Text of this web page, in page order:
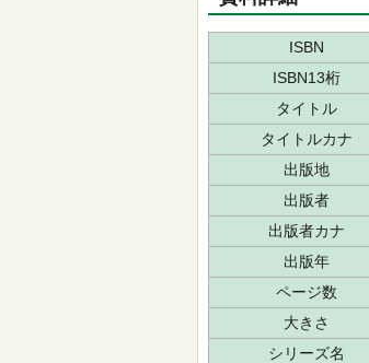
ISBN
ISBN13桁
タイトル
タイトルカナ
出版地
出版者
出版者カナ
出版年
ページ数
大きさ
シリーズ名